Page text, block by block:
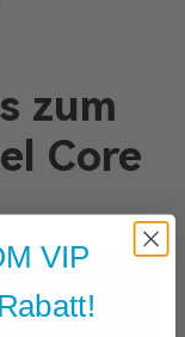
zum
Core
VIP